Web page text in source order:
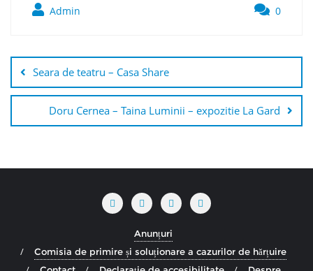
Admin 0
în
articole
Seara de teatru – Casa Share
Doru Cernea – Taina Luminii – expozitie La Gard
Anunțuri
Comisia de primire și soluționare a cazurilor de hărțuire